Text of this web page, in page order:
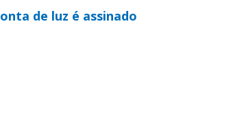
de luz é assinado